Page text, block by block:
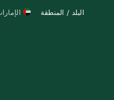
البلد / المنطقة